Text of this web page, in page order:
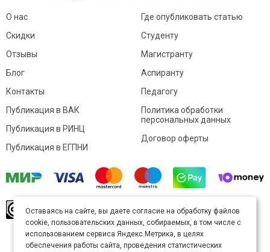
О нас
Скидки
Отзывы
Блог
Контакты
Где опубликовать статью
Студенту
Магистранту
Аспиранту
Педагогу
Публикация в ВАК
Публикация в РИНЦ
Публикация в ЕГПНИ
Политика обработки
персональных данных
Договор оферты
произведение доступно полицензии Creative
Commons «Attribution» («Атрибуция») 4.0
Непортированная.
Карта сайта
Оставаясь на сайте, вы даете согласие на обработку файлов
cookie, пользовательских данных, собираемых, в том числе с
использованием сервиса Яндекс.Метрика, в целях
обеспечения работы сайта, проведения статистических